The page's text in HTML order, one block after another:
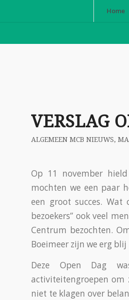
Home
VERSLAG
ALGEMEEN MCB NIEUWS,
Op 11 november
mochten we een paar
een groot succes. Wat
bezoekers” ook veel
Centrum bezochten.
Boeimeer zijn we erg
Deze Open Dag
activiteitengroepen
niet te klagen over